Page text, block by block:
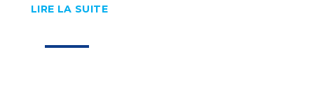
LIRE LA SUITE
08